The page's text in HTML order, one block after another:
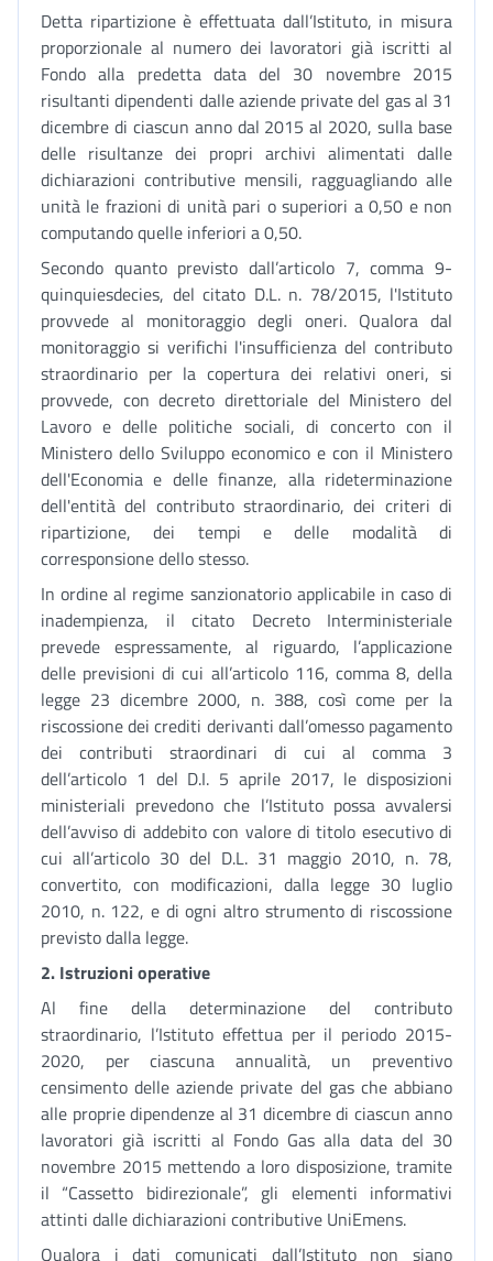
Detta ripartizione è effettuata dall’Istituto, in misura
proporzionale al numero dei lavoratori già iscritti al
Fondo alla predetta data del 30 novembre 2015
risultanti dipendenti dalle aziende private del gas al 31
dicembre di ciascun anno dal 2015 al 2020, sulla base
delle risultanze dei propri archivi alimentati dalle
dichiarazioni contributive mensili, ragguagliando alle
unità le frazioni di unità pari o superiori a 0,50 e non
computando quelle inferiori a 0,50.
Secondo quanto previsto dall’articolo 7, comma 9-
quinquiesdecies, del citato D.L. n. 78/2015, l'Istituto
provvede al monitoraggio degli oneri. Qualora dal
monitoraggio si verifichi l'insufficienza del contributo
straordinario per la copertura dei relativi oneri, si
provvede, con decreto direttoriale del Ministero del
Lavoro e delle politiche sociali, di concerto con il
Ministero dello Sviluppo economico e con il Ministero
dell'Economia e delle finanze, alla rideterminazione
dell'entità del contributo straordinario, dei criteri di
ripartizione, dei tempi e delle modalità di
corresponsione dello stesso.
In ordine al regime sanzionatorio applicabile in caso di
inadempienza, il citato Decreto Interministeriale
prevede espressamente, al riguardo, l’applicazione
delle previsioni di cui all’articolo 116, comma 8, della
legge 23 dicembre 2000, n. 388, così come per la
riscossione dei crediti derivanti dall’omesso pagamento
dei contributi straordinari di cui al comma 3
dell’articolo 1 del D.I. 5 aprile 2017, le disposizioni
ministeriali prevedono che l’Istituto possa avvalersi
dell’avviso di addebito con valore di titolo esecutivo di
cui all’articolo 30 del D.L. 31 maggio 2010, n. 78,
convertito, con modificazioni, dalla legge 30 luglio
2010, n. 122, e di ogni altro strumento di riscossione
previsto dalla legge.
2. Istruzioni operative
Al fine della determinazione del contributo
straordinario, l’Istituto effettua per il periodo 2015-
2020, per ciascuna annualità, un preventivo
censimento delle aziende private del gas che abbiano
alle proprie dipendenze al 31 dicembre di ciascun anno
lavoratori già iscritti al Fondo Gas alla data del 30
novembre 2015 mettendo a loro disposizione, tramite
il “Cassetto bidirezionale”, gli elementi informativi
attinti dalle dichiarazioni contributive UniEmens.
Qualora i dati comunicati dall’Istituto non siano